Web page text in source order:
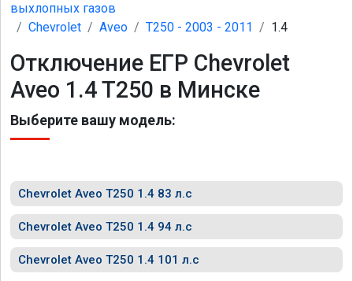
выхлопных газов
Chevrolet
Aveo T250 - 2003 - 2011 1.4
Отключение ЕГР Chevrolet
Aveo 1.4 T250 в Минске
Выберите вашу модель:
Chevrolet Aveo T250 1.4 83 л.с
Chevrolet Aveo T250 1.4 94 л.с
Chevrolet Aveo T250 1.4 101 л.с